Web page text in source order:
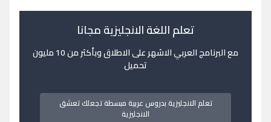
تعلم اللغة الانجليزية مجانا
مع البرنامج العربي الاشهر على الاطلاق وبأكثر من 10 مليون
تحميل
تعلم الانجليزية بدروس عربية مبسطة تجعلك تعشق
الانجليزية